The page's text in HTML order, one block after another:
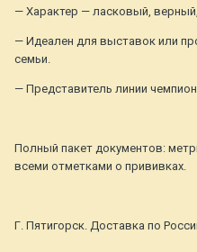
— Характер — ласковый,
— Идеален для выставок или
семьи.
— Представитель линии
Полный пакет документов:
всеми отметками о прививках.
Г. Пятигорск. Доставка по